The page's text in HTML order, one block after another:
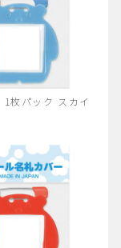
1枚パック スカイ